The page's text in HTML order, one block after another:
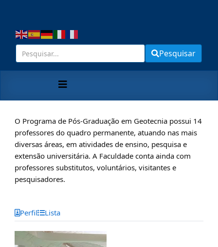
Pesquisar
O Programa de Pós-Graduação em Geotecnia possui 14
professores do quadro permanente, atuando nas mais
diversas áreas, em atividades de ensino, pesquisa e
extensão universitária. A Faculdade conta ainda com
professores substitutos, voluntários, visitantes e
pesquisadores.
Perfil Lista